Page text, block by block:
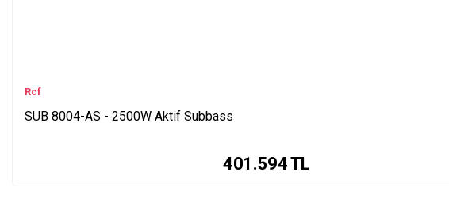
Rcf
SUB 8004-AS - 2500W Aktif Subbass
401.594TL